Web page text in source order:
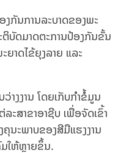
ງກັນການລະບາດຂອງພະ
ຕິບັດມາດຕະການປ້ອງກັນຂັ້ນ
າດໄຂ້ຍຸງລາຍ ແລະ
າງງານ ໂດຍເກັບກໍາຂໍ້ມູນ
ະສາຂາອາຊີບ ເພື່ອຈັດເຂົ້າ
ນະພາບຂອງສີມືແຮງງານ
ໃຫ້ຫຼາຍຂຶ້ນ.